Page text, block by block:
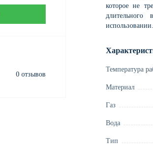
0 отзывов
которое не
использовании.
Температура
Материал
Газ
Вода
Тип